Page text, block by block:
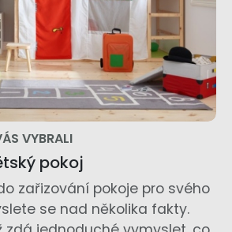
VYBRALI
pokoj
zařizování pokoje pro svého
se nad několika fakty.